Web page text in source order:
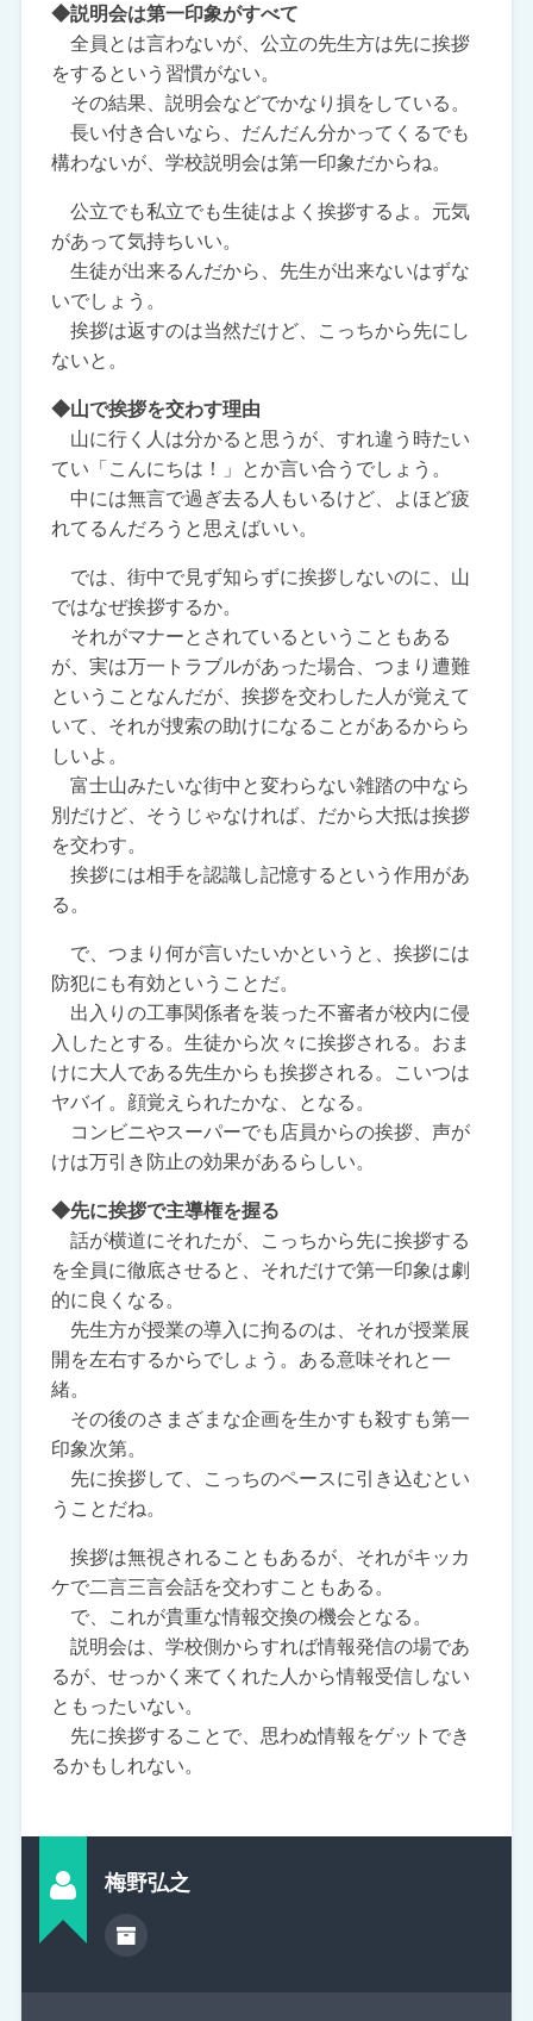
◆説明会は第一印象がすべて
全員とは言わないが、公立の先生方は先に挨拶
をするという習慣がない。
その結果、説明会などでかなり損をしている。
長い付き合いなら、だんだん分かってくるでも
構わないが、学校説明会は第一印象だからね。
公立でも私立でも生徒はよく挨拶するよ。元気
があって気持ちいい。
生徒が出来るんだから、先生が出来ないはずな
いでしょう。
挨拶は返すのは当然だけど、こっちから先にし
ないと。
◆山で挨拶を交わす理由
山に行く人は分かると思うが、すれ違う時たい
てい「こんにちは！」とか言い合うでしょう。
中には無言で過ぎ去る人もいるけど、よほど疲
れてるんだろうと思えばいい。
では、街中で見ず知らずに挨拶しないのに、山
ではなぜ挨拶するか。
それがマナーとされているということもある
が、実は万一トラブルがあった場合、つまり遭難
ということなんだが、挨拶を交わした人が覚えて
いて、それが捜索の助けになることがあるからら
しいよ。
富士山みたいな街中と変わらない雑踏の中なら
別だけど、そうじゃなければ、だから大抵は挨拶
を交わす。
挨拶には相手を認識し記憶するという作用があ
る。
で、つまり何が言いたいかというと、挨拶には
防犯にも有効ということだ。
出入りの工事関係者を装った不審者が校内に侵
入したとする。生徒から次々に挨拶される。おま
けに大人である先生からも挨拶される。こいつは
ヤバイ。顔覚えられたかな、となる。
コンビニやスーパーでも店員からの挨拶、声が
けは万引き防止の効果があるらしい。
◆先に挨拶で主導権を握る
話が横道にそれたが、こっちから先に挨拶する
を全員に徹底させると、それだけで第一印象は劇
的に良くなる。
先生方が授業の導入に拘るのは、それが授業展
開を左右するからでしょう。ある意味それと一
緒。
その後のさまざまな企画を生かすも殺すも第一
印象次第。
先に挨拶して、こっちのペースに引き込むとい
うことだね。
挨拶は無視されることもあるが、それがキッカ
ケで二言三言会話を交わすこともある。
で、これが貴重な情報交換の機会となる。
説明会は、学校側からすれば情報発信の場であ
るが、せっかく来てくれた人から情報受信しない
ともったいない。
先に挨拶することで、思わぬ情報をゲットでき
るかもしれない。
梅野弘之